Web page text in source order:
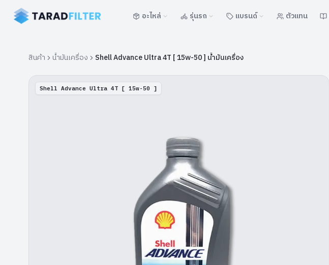
อะไหล่ รุ่นรถ แบรนด์ ตัวแทน
สินค้า น้ำมันเครื่อง Shell Advance Ultra 4T [ 15w-50 ] น้ำมันเครื่อง
Shell Advance Ultra 4T [ 15w-50 ]